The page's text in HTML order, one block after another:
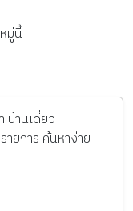
มู่นี้
บ้านเดี่ยว
ายการ ค้นหาง่าย